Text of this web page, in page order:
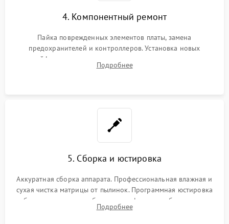
4. Компонентный ремонт
Пайка поврежденных элементов платы, замена
предохранителей и контроллеров. Установка новых
шлейфов, дисплея, механизма затвора или двигателя
автофокуса. Восстановление геометрии тубуса объектива
Подробнее
5. Сборка и юстировка
Аккуратная сборка аппарата. Профессиональная влажная и
сухая чистка матрицы от пылинок. Программная юстировка
рабочего отрезка, калибровка автофокуса, стабилизатора и
экспозамера с помощью сервисного ПО.
Подробнее